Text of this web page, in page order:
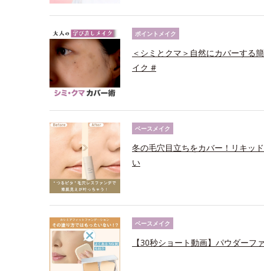
ポイントメイク
＜シミとクマ＞自然にカバーする
イク #
ベースメイク
冬の毛穴目立ちをカバー！リキッ
い
ベースメイク
【30秒ショート動画】パウダーフ